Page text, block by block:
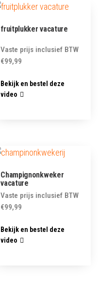
fruitplukker vacature
Vaste prijs inclusief BTW
€99,99
Bekijk en bestel deze
video
Champignonkweker
vacature
Vaste prijs inclusief BTW
€99,99
Bekijk en bestel deze
video